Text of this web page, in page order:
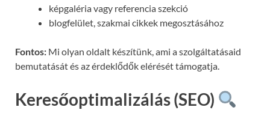
képgaléria vagy referencia szekció
blogfelület, szakmai cikkek megosztásához
Fontos: Mi olyan oldalt készítünk, ami a szolgáltatásaid
bemutatását és az érdeklődők elérését támogatja.
Keresőoptimalizálás (SEO)